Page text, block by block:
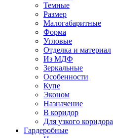
Темные
Размер
Малогабаритные
Форма
Угловые
Отделка и материал
Из МДФ
Зеркальные
Особенности
Купе
Эконом
Назначение
В коридор
Для узкого коридора
Гардеробные